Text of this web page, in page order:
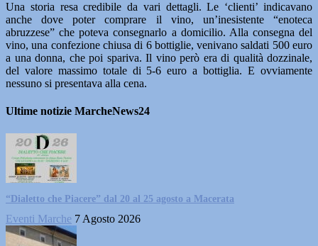
Una storia resa credibile da vari dettagli. Le ‘clienti’ indicavano
anche dove poter comprare il vino, un’inesistente “enoteca
abruzzese” che poteva consegnarlo a domicilio. Alla consegna del
vino, una confezione chiusa di 6 bottiglie, venivano saldati 500 euro
a una donna, che poi spariva. Il vino però era di qualità dozzinale,
del valore massimo totale di 5-6 euro a bottiglia. E ovviamente
nessuno si presentava alla cena.
Ultime notizie MarcheNews24
“Dialetto che Piacere” dal 20 al 25 agosto a Macerata
Eventi Marche 7 Agosto 2026